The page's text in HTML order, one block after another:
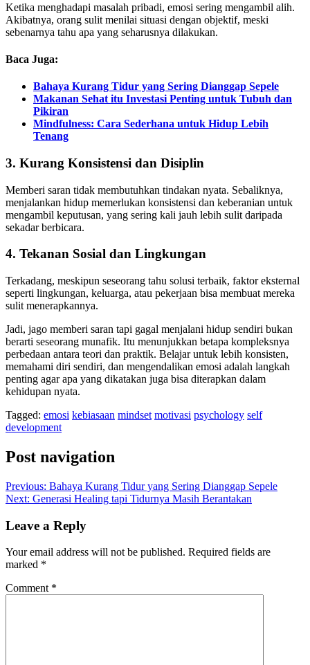
Ketika menghadapi masalah pribadi, emosi sering mengambil alih.
Akibatnya, orang sulit menilai situasi dengan objektif, meski
sebenarnya tahu apa yang seharusnya dilakukan.
Baca Juga:
Bahaya Kurang Tidur yang Sering Dianggap Sepele
Makanan Sehat itu Investasi Penting untuk Tubuh dan
Pikiran
Mindfulness: Cara Sederhana untuk Hidup Lebih
Tenang
3. Kurang Konsistensi dan Disiplin
Memberi saran tidak membutuhkan tindakan nyata. Sebaliknya,
menjalankan hidup memerlukan konsistensi dan keberanian untuk
mengambil keputusan, yang sering kali jauh lebih sulit daripada
sekadar berbicara.
4. Tekanan Sosial dan Lingkungan
Terkadang, meskipun seseorang tahu solusi terbaik, faktor eksternal
seperti lingkungan, keluarga, atau pekerjaan bisa membuat mereka
sulit menerapkannya.
Jadi, jago memberi saran tapi gagal menjalani hidup sendiri bukan
berarti seseorang munafik. Itu menunjukkan betapa kompleksnya
perbedaan antara teori dan praktik. Belajar untuk lebih konsisten,
memahami diri sendiri, dan mengendalikan emosi adalah langkah
penting agar apa yang dikatakan juga bisa diterapkan dalam
kehidupan nyata.
Tagged: emosi kebiasaan mindset motivasi psychology self
development
Post navigation
Previous: Bahaya Kurang Tidur yang Sering Dianggap Sepele
Next: Generasi Healing tapi Tidurnya Masih Berantakan
Leave a Reply
Your email address will not be published. Required fields are
marked *
Comment *